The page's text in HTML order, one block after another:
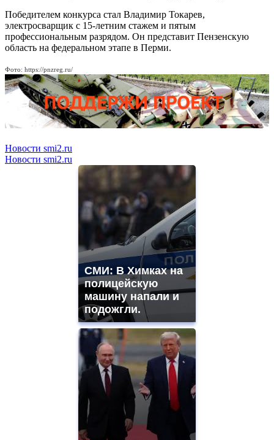
Победителем конкурса стал Владимир Токарев,
электросварщик с 15-летним стажем и пятым
профессиональным разрядом. Он представит Пензенскую
область на федеральном этапе в Перми.
Фото: https://pnzreg.ru/
Новости smi2.ru
Новости smi2.ru
СМИ: В Химках на
полицейскую
машину напали и
подожгли.